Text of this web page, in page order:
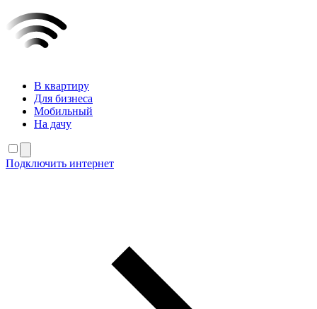
В квартиру
Для бизнеса
Мобильный
На дачу
Подключить интернет